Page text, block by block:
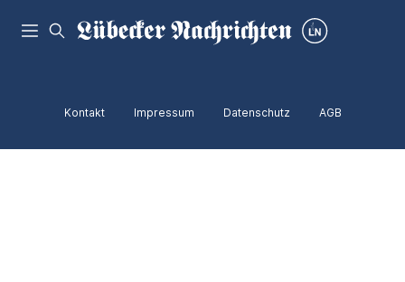
Kontakt Impressum Datenschutz AGB